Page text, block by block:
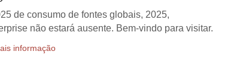
de consumo de fontes globais, 2025,
não estará ausente. Bem-vindo para visitar.
informação